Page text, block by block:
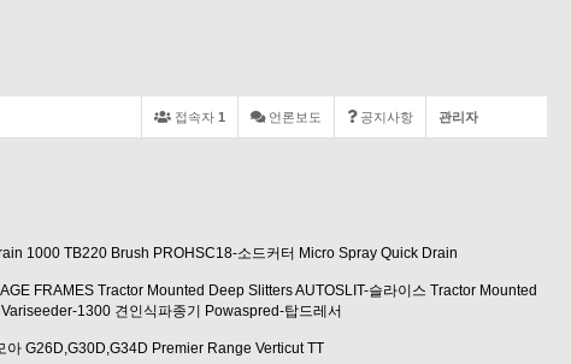
관리자
공지사항
언론보도
접속자 1
1000 TB220 Brush PROHSC18-소드커터 Micro Spray Quick Drain
FRAMES Tractor Mounted Deep SlittersAUTOSLIT-슬라이스 Tractor Mounted
Variseeder-1300 견인식파종기
Powaspred-탑드레서
아 G26D,G30D,G34D Premier Range Verticut TT